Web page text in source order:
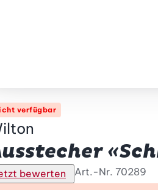
verfügbar
bewerten Art.-Nr. 70289